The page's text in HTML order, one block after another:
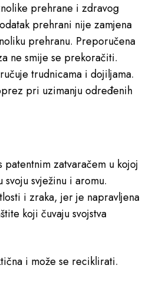
prehrane i zdravog
prehrani nije zamjena
prehranu. Preporučena
ne smije se prekoračiti.
trudnicama i dojiljama.
pri uzimanju određenih
zatvaračem u kojoj
svježinu i aromu.
i zraka, jer je napravljena
koji čuvaju svojstva
i može se reciklirati.